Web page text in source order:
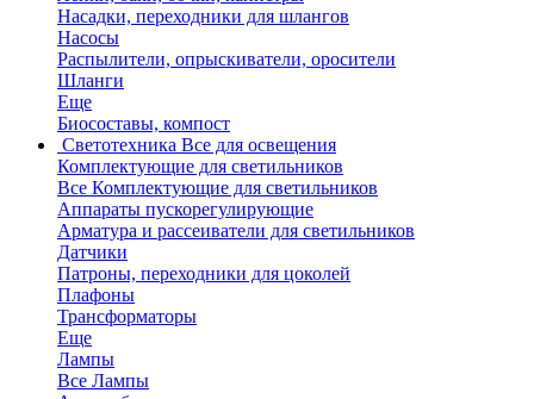
Насадки, переходники для шлангов
Насосы
Распылители, опрыскиватели, оросители
Шланги
Еще
Биосоставы, компост
Светотехника Все для освещения
Комплектующие для светильников
Все Комплектующие для светильников
Аппараты пускорегулирующие
Арматура и рассеиватели для светильников
Датчики
Патроны, переходники для цоколей
Плафоны
Трансформаторы
Еще
Лампы
Все Лампы